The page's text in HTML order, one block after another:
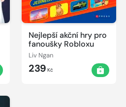
Nejlepší akční hry pro
fanoušky Robloxu
Liv Ngan
239 Kč